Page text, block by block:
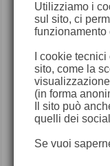
Utilizziamo i
sul sito, ci
funzionamento
I cookie
sito, come la
(in forma
Il sito può
quelli dei
Se vuoi